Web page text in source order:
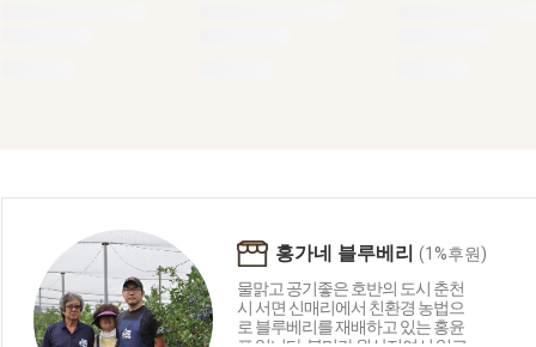
홍가네 블루베리 (1%후원)
물맑고 공기좋은 호반의 도시 춘천
시 서면 신매리에서 친환경 농법으
로 블루베리를 재배하고 있는 홍윤